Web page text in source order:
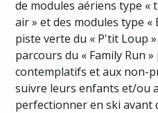
de modules aériens type «
air » et des modules type «
piste verte du « P'tit Loup
parcours du « Family Run
contemplatifs et aux non-
suivre leurs enfants et/ou
perfectionner en ski avant